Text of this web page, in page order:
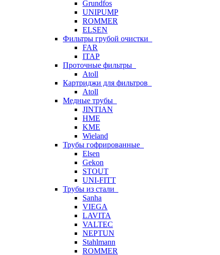
Grundfos
UNIPUMP
ROMMER
ELSEN
Фильтры грубой очистки
FAR
ITAP
Проточные фильтры
Atoll
Картриджи для фильтров
Atoll
Медные трубы
JINTIAN
HME
KME
Wieland
Трубы гофрированные
Elsen
Gekon
STOUT
UNI-FITT
Трубы из стали
Sanha
VIEGA
LAVITA
VALTEC
NEPTUN
Stahlmann
ROMMER